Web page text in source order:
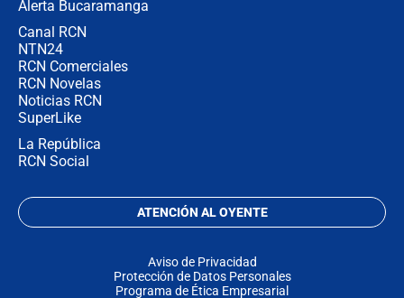
Alerta Bucaramanga
Canal RCN
NTN24
RCN Comerciales
RCN Novelas
Noticias RCN
SuperLike
La República
RCN Social
ATENCIÓN AL OYENTE
Aviso de Privacidad
Protección de Datos Personales
Programa de Ética Empresarial